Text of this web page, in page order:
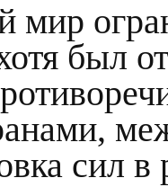
мир
был
сил